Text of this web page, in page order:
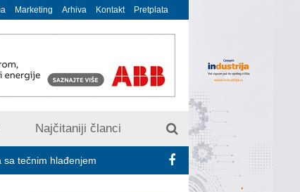
Marketing Arhiva Kontakt Pretplata
Najčitaniji članci
Minimalac 2027: Sindikati traže veće povećanje